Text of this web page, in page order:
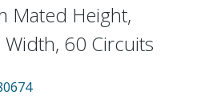
Mated Height,
60 Circuits